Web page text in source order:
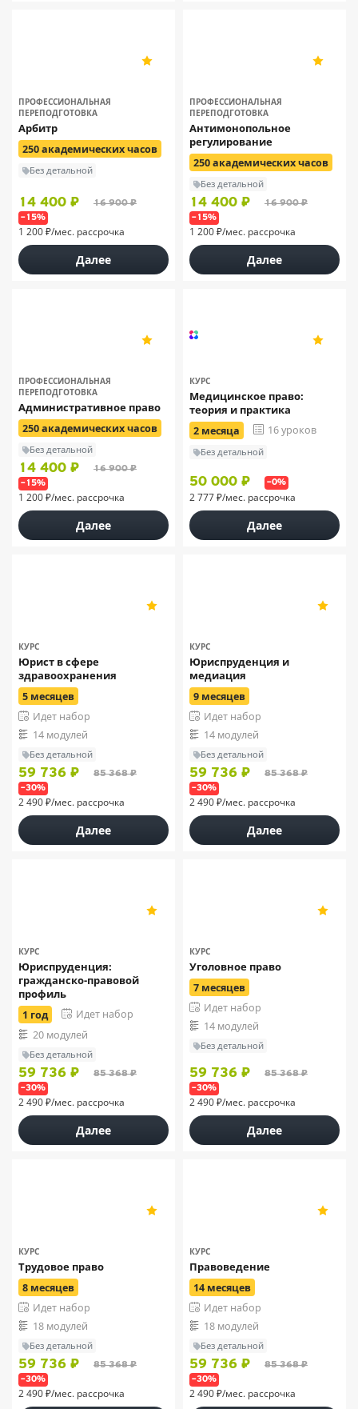
ПРОФЕССИОНАЛЬНАЯ
ПЕРЕПОДГОТОВКА
Арбитр
250 академических часов
Без детальной
14 400 ₽ 16 900 ₽
–15%
1 200 ₽/мес. рассрочка
Далее
ПРОФЕССИОНАЛЬНАЯ
ПЕРЕПОДГОТОВКА
Антимонопольное
регулирование
250 академических часов
Без детальной
14 400 ₽ 16 900 ₽
–15%
1 200 ₽/мес. рассрочка
Далее
ПРОФЕССИОНАЛЬНАЯ
ПЕРЕПОДГОТОВКА
Административное право
250 академических часов
Без детальной
14 400 ₽ 16 900 ₽
–15%
1 200 ₽/мес. рассрочка
Далее
КУРС
Медицинское право:
теория и практика
2 месяца 16 уроков
Без детальной
50 000 ₽ –0%
2 777 ₽/мес. рассрочка
Далее
КУРС
Юрист в сфере
здравоохранения
5 месяцев
Идет набор
14 модулей
Без детальной
59 736 ₽ 85 368 ₽
–30%
2 490 ₽/мес. рассрочка
Далее
КУРС
Юриспруденция и
медиация
9 месяцев
Идет набор
14 модулей
Без детальной
59 736 ₽ 85 368 ₽
–30%
2 490 ₽/мес. рассрочка
Далее
КУРС
Юриспруденция:
гражданско-правовой
профиль
1 год
Идет набор
20 модулей
Без детальной
59 736 ₽ 85 368 ₽
–30%
2 490 ₽/мес. рассрочка
Далее
КУРС
Уголовное право
7 месяцев
Идет набор
14 модулей
Без детальной
59 736 ₽ 85 368 ₽
–30%
2 490 ₽/мес. рассрочка
Далее
КУРС
Трудовое право
8 месяцев
Идет набор
18 модулей
Без детальной
59 736 ₽ 85 368 ₽
–30%
2 490 ₽/мес. рассрочка
КУРС
Правоведение
14 месяцев
Идет набор
18 модулей
Без детальной
59 736 ₽ 85 368 ₽
–30%
2 490 ₽/мес. рассрочка